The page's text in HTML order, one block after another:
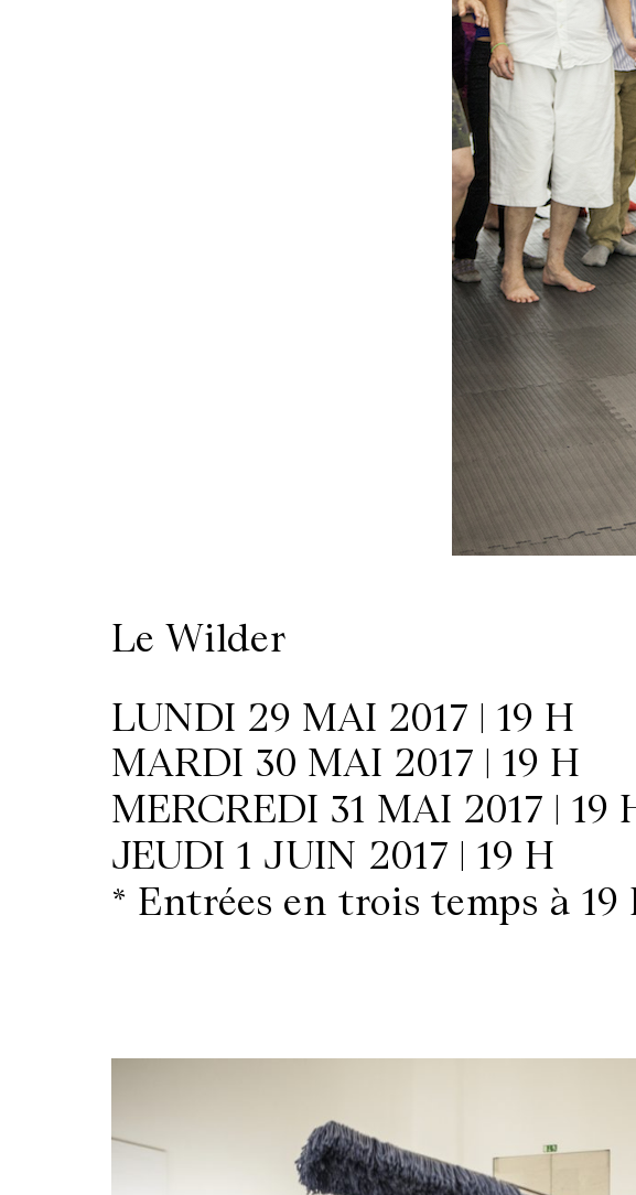
Contactez-
Le Wilder
LUNDI 29 MAI 2017 | 19 H
MARDI 30 MAI 2017 | 19 H
MERCREDI 31 MAI 2017 | 19
JEUDI 1 JUIN 2017 | 19 H
* Entrées en trois temps à 19